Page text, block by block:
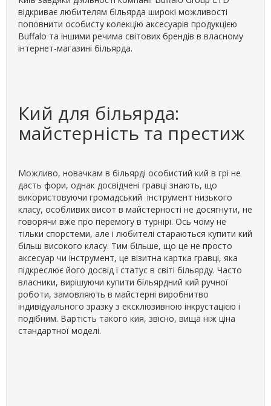
відкриває любителям більярда широкі можливості
поповнити особисту колекцію аксесуарів продукцією
Buffalo та іншими речима світових брендів в власному
інтернет-магазині більярда.
Кий для більярда:
майстерність та престиж
Можливо, новачкам в більярді особистий кий в грі не
дасть фори, однак досвідчені гравці знають, що
використовуючи громадський інструмент низького
класу, особливих висот в майстерності не досягнути, не
говорячи вже про перемогу в турнірі. Ось чому не
тільки спорстеми, але і любителі стараються купити кий
більш високого класу. Тим більше, що це не просто
аксесуар чи інструмент, це візитна картка гравці, яка
підкреслює його досвід і статус в світі більярду. Часто
власники, вирішуючи купити більярдний кий ручної
роботи, замовляють в майстерні виробнитво
індивідуального зразку з ексклюзивною інкрустацією і
подібним. Вартість такого кия, звісно, вища ніж ціна
стандартної моделі.